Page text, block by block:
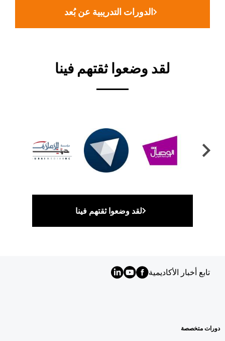
الدورات التدريبية عن بُعد
لقد وضعوا ثقتهم فينا
لقد وضعوا ثقتهم فينا
تابع أخبار الأكاديمية
AR
دورات متخصصة